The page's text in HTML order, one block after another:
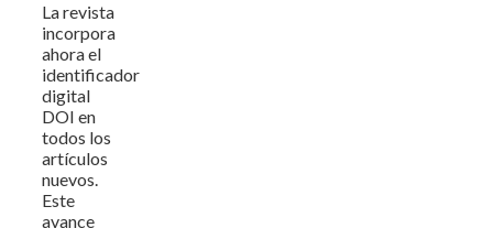
La revista
incorpora
ahora el
identificador
digital
DOI en
todos los
artículos
nuevos.
Este
avance